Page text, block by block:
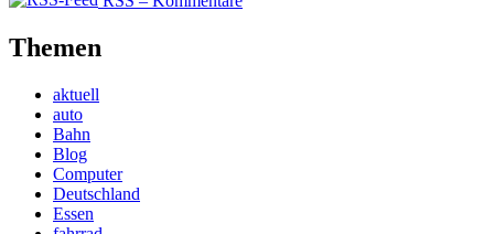
Themen
aktuell
auto
Bahn
Blog
Computer
Deutschland
Essen